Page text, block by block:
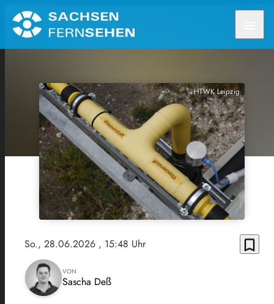
HTWK Leipzig
So., 28.06.2026 , 15:48 Uhr bookmark_border
VON
Sascha Deß